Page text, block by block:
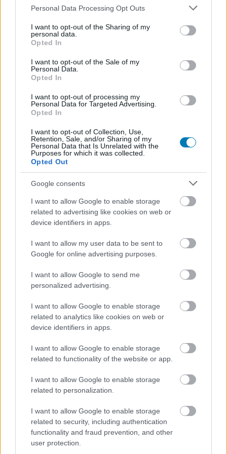
Please note that this website/app uses one or more Google
not limited to your visit or usage behaviour. You may click to
grant or deny consent to Google and its third-party tags to
use your data for below specified purposes in below Google
consent section.
Personal Data Processing Opt Outs
I want to opt-out of the Sharing of my
personal data.
Opted In
I want to opt-out of the Sale of my
Personal Data.
Opted In
I want to opt-out of processing my
Personal Data for Targeted Advertising.
Opted In
I want to opt-out of Collection, Use,
Retention, Sale, and/or Sharing of my
Personal Data that Is Unrelated with the
Purposes for which it was collected.
Opted Out
Google consents
I want to allow Google to enable storage
related to advertising like cookies on web or
device identifiers in apps.
I want to allow my user data to be sent to
Google for online advertising purposes.
I want to allow Google to send me
personalized advertising.
I want to allow Google to enable storage
related to analytics like cookies on web or
device identifiers in apps.
I want to allow Google to enable storage
related to functionality of the website or app.
I want to allow Google to enable storage
related to personalization.
I want to allow Google to enable storage
related to security, including authentication
functionality and fraud prevention, and other
user protection.
vékonyabb is, erősebb is és pont ugyanolyan drága.
Az idősek otthonában csigaszedő versenyt rendeznek. A
verseny végén összeszámolják, ki mennyit gyűjtött.
- Józsi bácsi mennyit szedett?
- És Béla bácsi?
- Én tizenhatot.
- Hát maga, Pista bácsi, hány csigát gyűjtött?
- Én egyet se.
- Hogy-hogy?
- Mire lehajoltam volna, a csiga, huss, elillant.
Volt egy gazda, aki disznókat nevelt. Egy nap beállított
- Mondja csak, mivel eteti a sertéseket?
- Én kérem, makkal, moslékkal. Miért kérdi az úr?
- Nos, én az Állatvédő Ligától jöttem. Megállapítom, hogy
szabálysértést követett el, nem szabad hulladékkal
Néhány nappal később jött egy másik férfi, aki
ugyancsak kérdezősködni kezdett.
- Elárulná, mivel eteti a disznókat?
- Nagyon jól táplálom őket, kapnak főtt kukorica darát,
gabonaféléket, zöldséget, gyümölcsöt, amennyit csak
- Tudja, én egy ENSZ szervezettől jöttem. Megállapítom,
hogy maga pazarló módon eteti az állatokat, míg a
világon emberek milliói éheznek. Megbírságolom 25
ezer forintra.
Pár napon belül egy harmadik ember is megjelent a
farmon, ő is a disznók takarmányozásáról érdeklődött. A